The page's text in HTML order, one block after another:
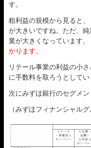
す。
粗利益の規模から見ると
が大きいですね。ただ、
業が大きくなっています。
かります。
リテール事業の利益の小
に手数料を取ろうとして
次にみずほ銀行のセグメン
（みずほフィナンシャル